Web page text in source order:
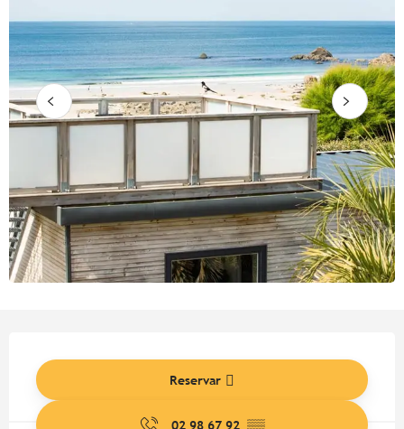
Reservar
02 98 67 92 ▒▒